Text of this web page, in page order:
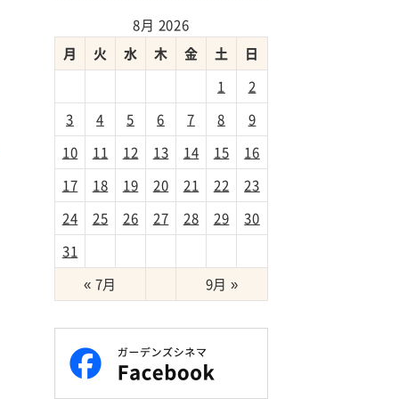
8月 2026
月
火 水 木 金 土
日
1
2
3
4 5 6 7 8
9
10
11 12 13 14 15
16
17
18 19 20 21 22
23
24
25 26 27 28 29
30
31
« 7月
9月 »